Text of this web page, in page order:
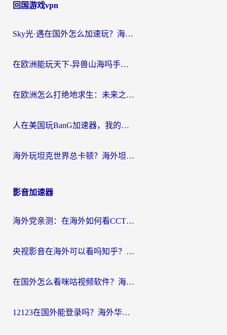
回国游戏vpn
Sky光·遇在国外怎么加速玩？海外党亲测有效的国服游戏加速指南
在欧洲能玩天下-异兽山海吗手游？海外玩家的加速器生存指南
在欧洲怎么打绝地求生：未来之役不卡？留学生亲测的加速器避坑指南
人在美国玩BanG加速器，我的延迟终于绿了
海外玩坦克世界总卡顿？海外坦克世界加速器有哪些？实测好用的选择在这里
影音加速器
海外党亲测：在海外如何看CCTV？告别“仅限大陆播放”的实用指南
央视影音在海外可以看吗知乎？留学生亲测：3步解决地域限制+追剧自由
在国外怎么看咪咕视频软件？海外党亲测有效的回国加速方案
12123在国外能登录吗？海外华人必看的回国加速实用指南